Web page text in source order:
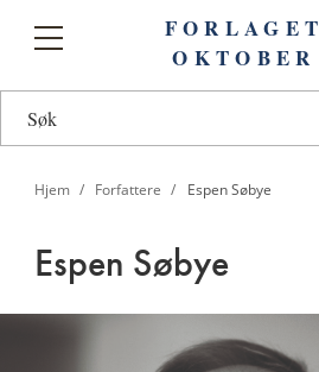
Toggle
FORLAGET
OKTOBER
Hjem Forfattere Espen Søbye
Espen Søbye